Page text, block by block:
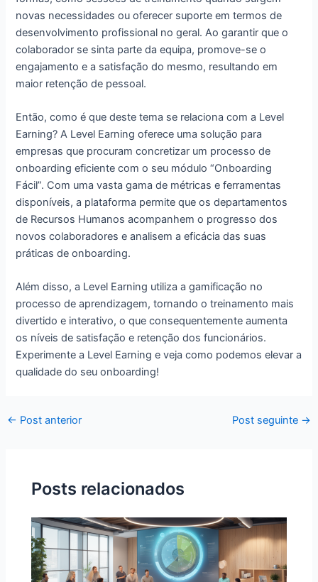
novas necessidades ou oferecer suporte em termos de
desenvolvimento profissional no geral. Ao garantir que o
colaborador se sinta parte da equipa, promove-se o
engajamento e a satisfação do mesmo, resultando em
maior retenção de pessoal.
Então, como é que deste tema se relaciona com a Level
Earning? A Level Earning oferece uma solução para
empresas que procuram concretizar um processo de
onboarding eficiente com o seu módulo “Onboarding
Fácil”. Com uma vasta gama de métricas e ferramentas
disponíveis, a plataforma permite que os departamentos
de Recursos Humanos acompanhem o progresso dos
novos colaboradores e analisem a eficácia das suas
práticas de onboarding.
Além disso, a Level Earning utiliza a gamificação no
processo de aprendizagem, tornando o treinamento mais
divertido e interativo, o que consequentemente aumenta
os níveis de satisfação e retenção dos funcionários.
Experimente a Level Earning e veja como podemos elevar a
qualidade do seu onboarding!
← Post anterior Post seguinte →
Posts relacionados